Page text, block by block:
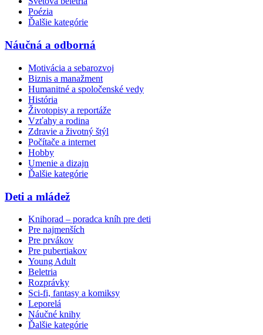
Poézia
Ďalšie kategórie
Náučná a odborná
Motivácia a sebarozvoj
Biznis a manažment
Humanitné a spoločenské vedy
História
Životopisy a reportáže
Vzťahy a rodina
Zdravie a životný štýl
Počítače a internet
Hobby
Umenie a dizajn
Ďalšie kategórie
Deti a mládež
Knihorad – poradca kníh pre deti
Pre najmenších
Pre prvákov
Pre pubertiakov
Young Adult
Beletria
Rozprávky
Sci-fi, fantasy a komiksy
Leporelá
Náučné knihy
Ďalšie kategórie